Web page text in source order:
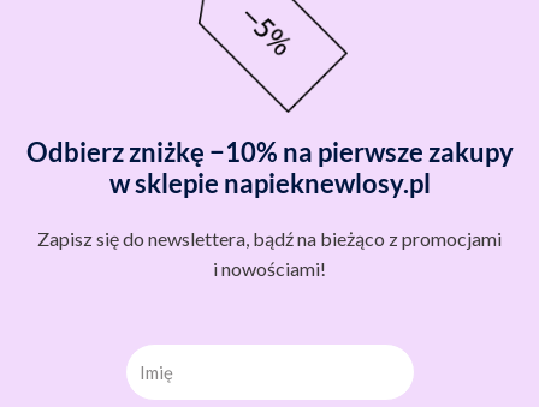
Odbierz zniżkę −10% na pierwsze zakupy
w sklepie napieknewlosy.pl
Zapisz się do newslettera, bądź na bieżąco z promocjami
i nowościami!
Imię